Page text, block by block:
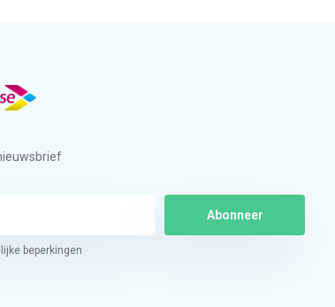
Abonneer
beperkingen